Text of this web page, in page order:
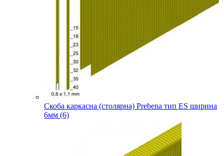
Скоба каркасна (столярна) Prebena тип ES ширина
6мм (6)